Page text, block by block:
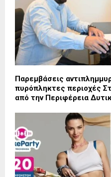
Παρεμβάσεις
πυρόπληκτες περιοχές
από την Περιφέρεια